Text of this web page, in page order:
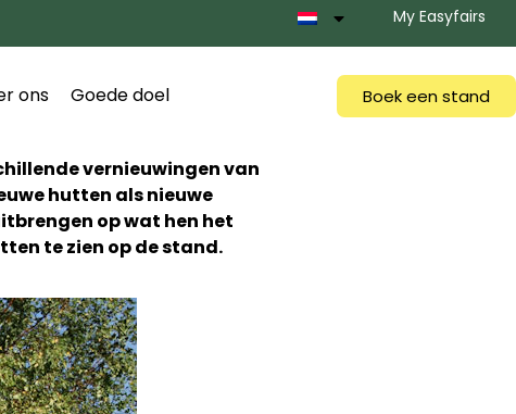
My Easyfairs
ons Goede doel Boek een stand
vernieuwingen van
hutten als nieuwe
op wat hen het
te zien op de stand.